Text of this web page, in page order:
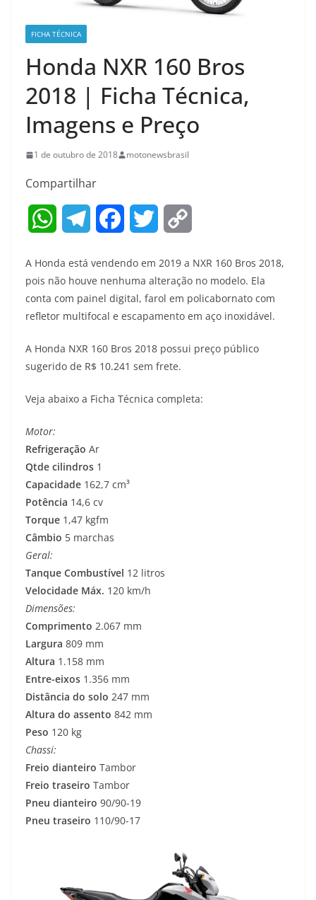
FICHA TÉCNICA
Honda NXR 160 Bros
2018 | Ficha Técnica,
Imagens e Preço
1 de outubro de 2018 motonewsbrasil
Compartilhar
W
a
t
A
l
e
r
c
e
o
i
t
e
p
y
A Honda está vendendo em 2019 a NXR 160 Bros 2018,
pois não houve nenhuma alteração no modelo. Ela
conta com painel digital, farol em policabornato com
refletor multifocal e escapamento em aço inoxidável.
A Honda NXR 160 Bros 2018 possui preço público
sugerido de R$ 10.241 sem frete.
Veja abaixo a Ficha Técnica completa:
Motor:
Refrigeração Ar
Qtde cilindros 1
Capacidade 162,7 cm³
Potência 14,6 cv
Torque 1,47 kgfm
Câmbio 5 marchas
Geral:
Tanque Combustível 12 litros
Velocidade Máx. 120 km/h
Dimensões:
Comprimento 2.067 mm
Largura 809 mm
Altura 1.158 mm
Entre-eixos 1.356 mm
Distância do solo 247 mm
Altura do assento 842 mm
Peso 120 kg
Chassi:
Freio dianteiro Tambor
Freio traseiro Tambor
Pneu dianteiro 90/90-19
Pneu traseiro 110/90-17